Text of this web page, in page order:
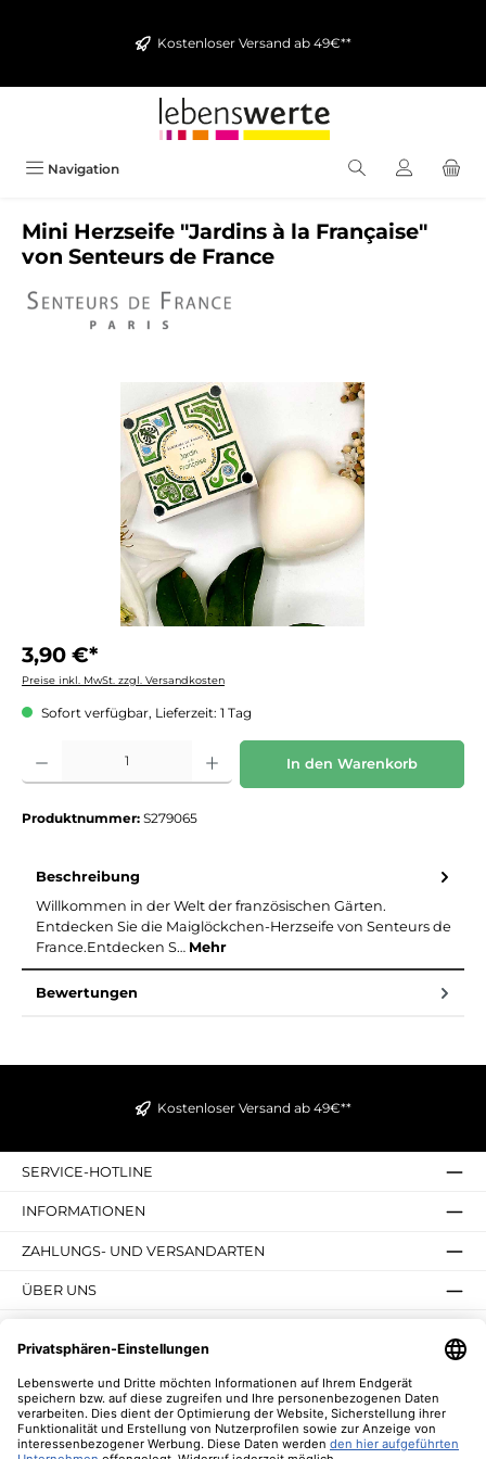
Kostenloser Versand ab 49€**
Navigation
Mini Herzseife "Jardins à la Française"
von Senteurs de France
Bildergalerie überspringen
3,90 €*
Preise inkl. MwSt. zzgl. Versandkosten
Sofort verfügbar, Lieferzeit: 1 Tag
Produkt Anzahl: Gib den gewünschten Wert ein oder benutze die Schaltflächen um
In den Warenkorb
Produktnummer: S279065
Beschreibung
Willkommen in der Welt der französischen Gärten.
Entdecken Sie die Maiglöckchen-Herzseife von Senteurs de
France.Entdecken S… Mehr
Bewertungen
Kostenloser Versand ab 49€**
SERVICE-HOTLINE
INFORMATIONEN
ZAHLUNGS- UND VERSANDARTEN
ÜBER UNS
NEWSLETTER